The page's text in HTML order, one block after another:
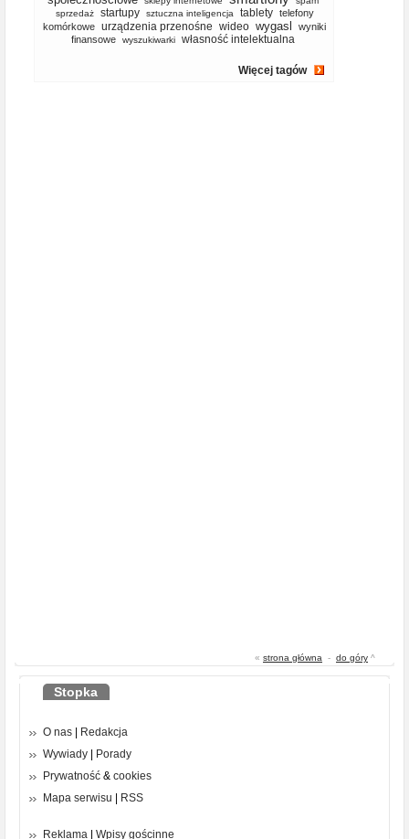
sprzedaż
startupy sztuczna inteligencja tablety telefony
komórkowe
urządzenia przenośne wideo wygasl
wyniki
finansowe
wyszukiwarki własność intelektualna
Więcej tagów
« strona główna - do góry ^
Stopka
O nas
Redakcja
Wywiady
Porady
Prywatność & cookies
Mapa serwisu
RSS
Reklama Wpisy gościnne